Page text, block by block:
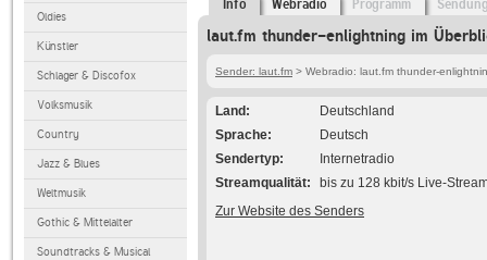
Oldies
Künstler
Schlager & Discofox
Volksmusik
Country
Jazz & Blues
Weltmusik
Gothic & Mittelalter
Soundtracks & Musical
Info Webradio Programm
laut.fm thunder-enlightning im
Sender: laut.fm > Webradio: laut.fm thunder-
Land
Deutschland
Sprache
Deutsch
Sendertyp
Internetradio
Streamqualität
bis zu 128 kbit/s Live-
Zur Website des Senders